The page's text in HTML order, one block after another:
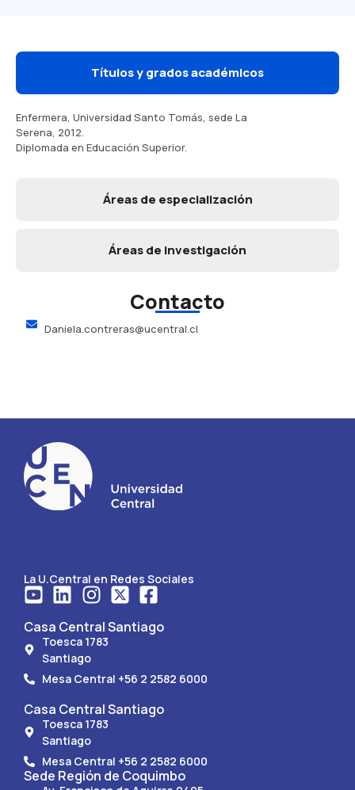
Títulos y grados académicos
Áreas de especialización
Áreas de investigación
Enfermera, Universidad Santo Tomás, sede La
Serena, 2012.
Diplomada en Educación Superior.
Contacto
Daniela.contreras@ucentral.cl
La U.Central en Redes Sociales
Casa Central Santiago
Toesca 1783
Santiago
Mesa Central +56 2 2582 6000
Casa Central Santiago
Toesca 1783
Santiago
Mesa Central +56 2 2582 6000
Sede Región de Coquimbo